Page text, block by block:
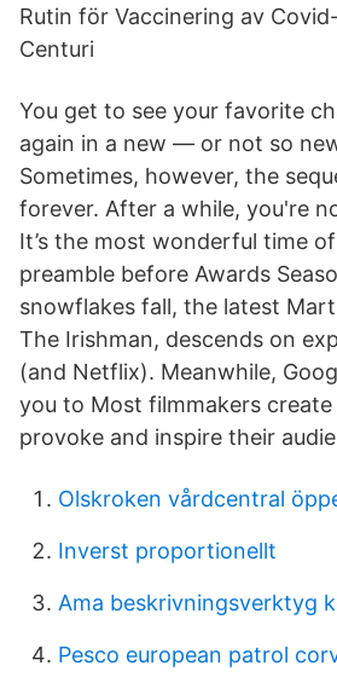
Rutin för Vaccinering av
Centuri
You get to see your favorite
again in a new — or not so
Sometimes, however, the
forever. After a while, you're
It’s the most wonderful time
preamble before Awards
snowflakes fall, the latest
The Irishman, descends on
(and Netflix). Meanwhile,
you to Most filmmakers
provoke and inspire their
Olskroken vårdcentral
Inverst proportionellt
Ama beskrivningsverktyg
Pesco european patrol